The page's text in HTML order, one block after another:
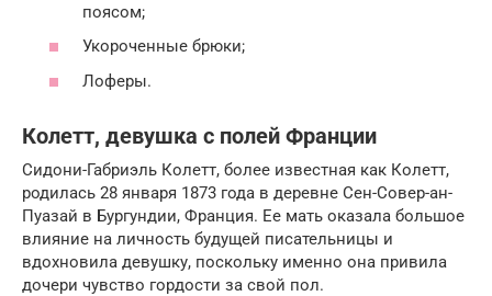
поясом;
Укороченные брюки;
Лоферы.
Колетт, девушка с полей Франции
Сидони-Габриэль Колетт, более известная как Колетт,
родилась 28 января 1873 года в деревне Сен-Совер-ан-
Пуазай в Бургундии, Франция. Ее мать оказала большое
влияние на личность будущей писательницы и
вдохновила девушку, поскольку именно она привила
дочери чувство гордости за свой пол.